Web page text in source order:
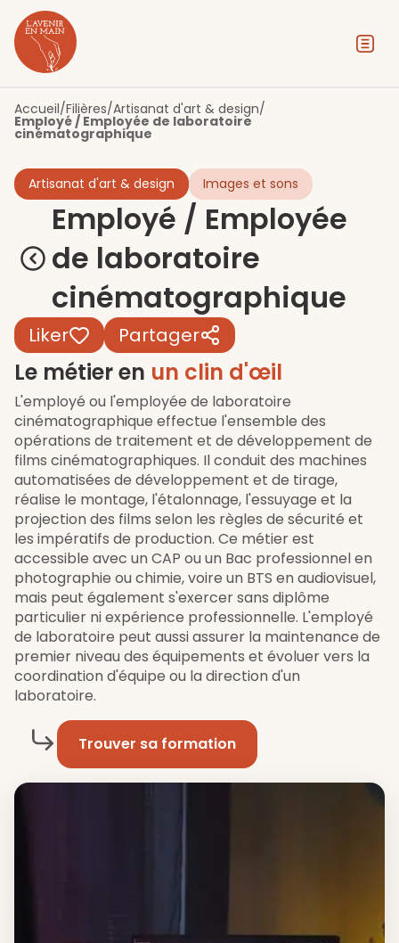
Contenu
Menu
Pied de page
Accueil/Filières/Artisanat d'art & design/
Employé / Employée de laboratoire
cinématographique
Artisanat d'art & design Images et sons
Employé / Employée
de laboratoire
cinématographique
Liker Partager
Le métier en un clin d'œil
L'employé ou l'employée de laboratoire
cinématographique effectue l'ensemble des
opérations de traitement et de développement de
films cinématographiques. Il conduit des machines
automatisées de développement et de tirage,
réalise le montage, l'étalonnage, l'essuyage et la
projection des films selon les règles de sécurité et
les impératifs de production. Ce métier est
accessible avec un CAP ou un Bac professionnel en
photographie ou chimie, voire un BTS en audiovisuel,
mais peut également s'exercer sans diplôme
particulier ni expérience professionnelle. L'employé
de laboratoire peut aussi assurer la maintenance de
premier niveau des équipements et évoluer vers la
coordination d'équipe ou la direction d'un
laboratoire.
Trouver sa formation